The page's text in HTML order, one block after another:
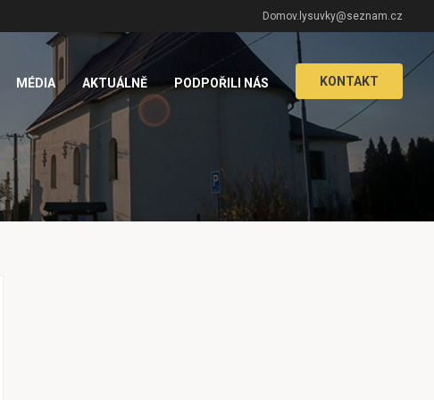
Domov.lysuvky@seznam.cz
MÉDIA AKTUÁLNĚ PODPOŘILI NÁS KONTAKT